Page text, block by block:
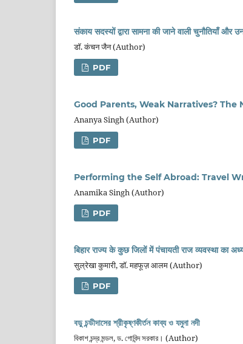
संकाय सदस्यों द्वारा सामना की जाने वाली चुनौतियाँ और
डॉ. कंचन जैन (Author)
PDF
Good Parents, Weak Narratives?
Ananya Singh (Author)
PDF
Performing the Self Abroad: Travel
Anamika Singh (Author)
PDF
बिहार राज्य के कुछ जिलों में पंचायती राज व्यवस्था का
सुल्रेखा कुमारी, डॉ. महफूज़ आलम (Author)
PDF
বড়ু চন্ডীদাসের শ্রীকৃষ্ণকীর্তন কাব্য ও যমুনা নদী
বিকাশ চন্দ্র মন্ডল, ড. গোবিন্দ সরকার। (Author)